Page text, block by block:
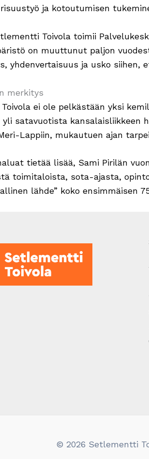
ja kotoutumisen
Toivola toimii
on muuttunut paljon
yhdenvertaisuus ja usko
merkitys
ei ole pelkästään yksi
yli satavuotista kansalaisliikkeen
Lappiin, mukautuen ajan
tietää lisää, Sami Pirilän
toimitaloista, sota-ajasta,
lähde” koko ensimmäisen
© 2026 Setlementti